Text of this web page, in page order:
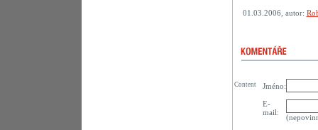
01.03.2006, autor:
Jméno:
E-
mail:
Content